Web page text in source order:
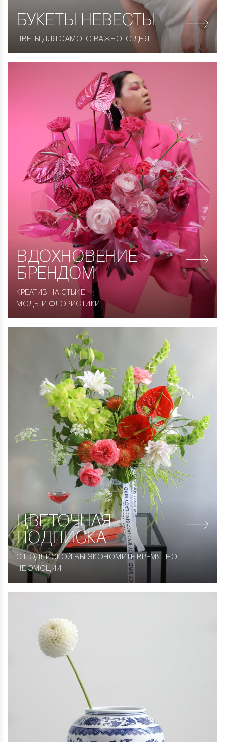
БУКЕТЫ НЕВЕСТЫ
ЦВЕТЫ ДЛЯ САМОГО ВАЖНОГО ДНЯ
ВДОХНОВЕНИЕ
БРЕНДОМ
КРЕАТИВ НА СТЫКЕ
МОДЫ И ФЛОРИСТИКИ
ЦВЕТОЧНАЯ
ПОДПИСКА
С ПОДПИСКОЙ ВЫ ЭКОНОМИТЕ ВРЕМЯ, НО
НЕ ЭМОЦИИ